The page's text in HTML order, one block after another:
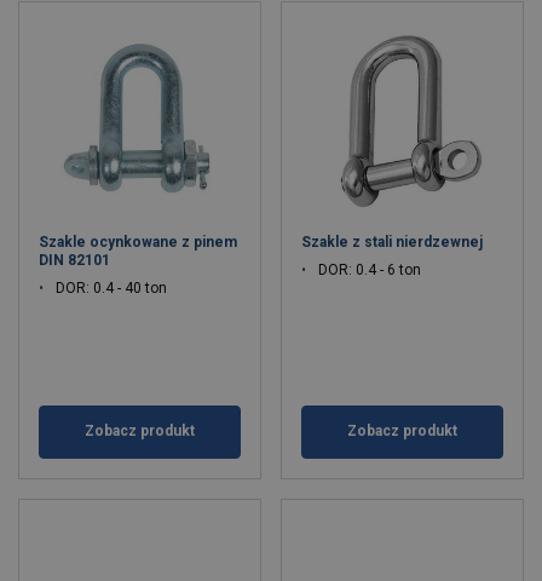
Szakle ocynkowane z pinem
DIN 82101
DOR: 0.4 - 40 ton
Zobacz produkt
Szakle z stali nierdzewnej
DOR: 0.4 - 6 ton
Zobacz produkt